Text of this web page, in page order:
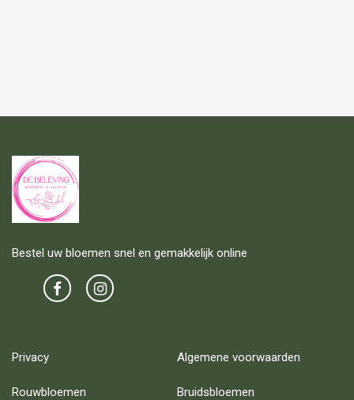
Bestel uw bloemen snel en gemakkelijk online
Privacy Algemene voorwaarden
Rouwbloemen Bruidsbloemen